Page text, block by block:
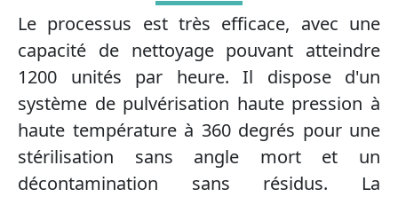
Le processus est très efficace, avec une
capacité de nettoyage pouvant atteindre
1200 unités par heure. Il dispose d'un
système de pulvérisation haute pression à
haute température à 360 degrés pour une
stérilisation sans angle mort et un
décontamination sans résidus. La